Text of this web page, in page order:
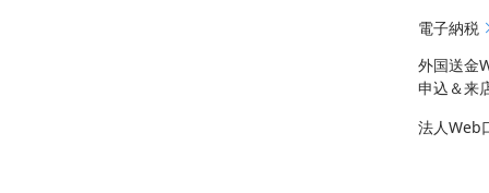
電子納税
外国送金
申込＆来
法人Web